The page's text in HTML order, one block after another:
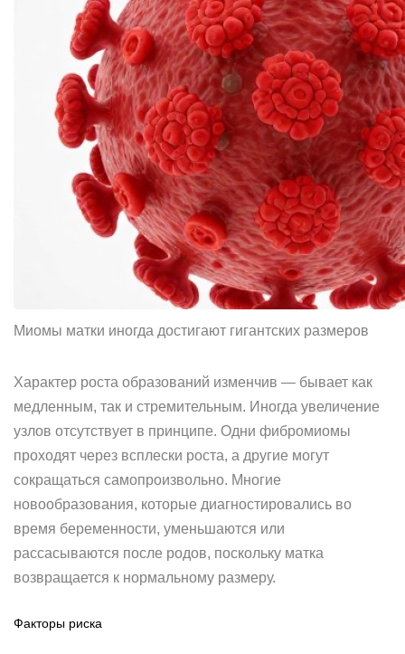
Миомы матки иногда достигают гигантских размеров
Характер роста образований изменчив — бывает как
медленным, так и стремительным. Иногда увеличение
узлов отсутствует в принципе. Одни фибромиомы
проходят через всплески роста, а другие могут
сокращаться самопроизвольно. Многие
новообразования, которые диагностировались во
время беременности, уменьшаются или
рассасываются после родов, поскольку матка
возвращается к нормальному размеру.
Факторы риска